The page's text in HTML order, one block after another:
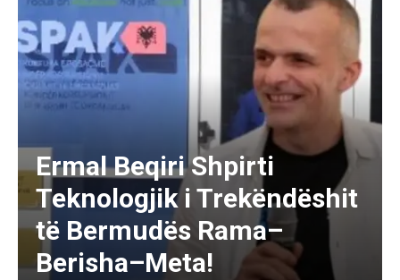
Ermal Beqiri Shpirti
Teknologjik i Trekëndëshit
të Bermudës Rama–
Berisha–Meta!